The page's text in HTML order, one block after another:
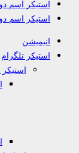
استیکر اسم
استیکر اسم
انیمیشن
استیکر تلگرام